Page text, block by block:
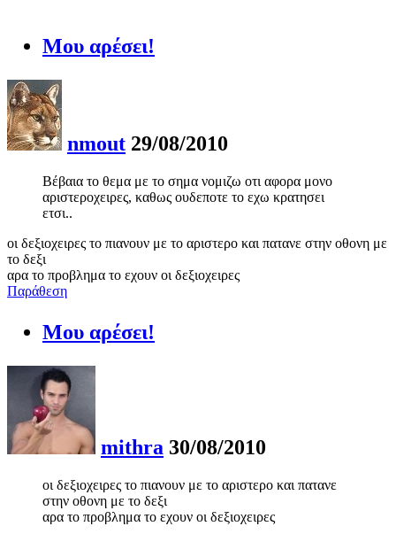
Μου αρέσει!
nmout 29/08/2010
Βέβαια το θεμα με το σημα νομιζω οτι αφορα μονο
αριστεροχειρες, καθως ουδεποτε το εχω κρατησει
ετσι..
οι δεξιοχειρες το πιανουν με το αριστερο και πατανε στην οθονη με
το δεξι
αρα το προβλημα το εχουν οι δεξιοχειρες
Παράθεση
Μου αρέσει!
mithra 30/08/2010
οι δεξιοχειρες το πιανουν με το αριστερο και πατανε
στην οθονη με το δεξι
αρα το προβλημα το εχουν οι δεξιοχειρες